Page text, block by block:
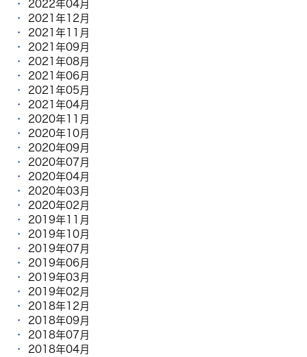
2022年04月
2021年12月
2021年11月
2021年09月
2021年08月
2021年06月
2021年05月
2021年04月
2020年11月
2020年10月
2020年09月
2020年07月
2020年04月
2020年03月
2020年02月
2019年11月
2019年10月
2019年07月
2019年06月
2019年03月
2019年02月
2018年12月
2018年09月
2018年07月
2018年04月